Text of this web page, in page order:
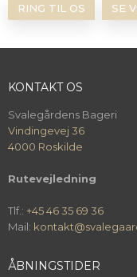
RING TIL OS SE
KONTAKT OS
Svalegårdens Bageri
Vindingevej 36
4000 Roskilde
Rutevejledning
Tlf.: +45 46 35 69 36
Mail:
ÅBNINGSTIDER